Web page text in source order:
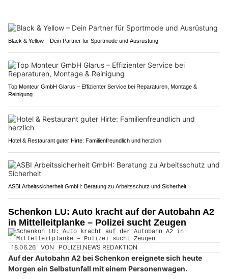
Black & Yellow – Dein Partner für Sportmode und Ausrüstung
Top Monteur GmbH Glarus – Effizienter Service bei Reparaturen, Montage &
Reinigung
Hotel & Restaurant guter Hirte: Familienfreundlich und herzlich
ASBI Arbeitssicherheit GmbH: Beratung zu Arbeitsschutz und Sicherheit
Schenkon LU: Auto kracht auf der Autobahn A2
in Mittelleitplanke – Polizei sucht Zeugen
18.06.26 VON POLIZEI.NEWS REDAKTION
Auf der Autobahn A2 bei Schenkon ereignete sich heute
Morgen ein Selbstunfall mit einem Personenwagen.